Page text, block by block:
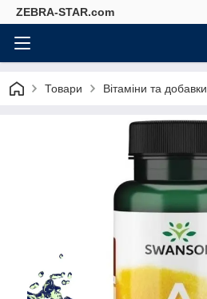
ZEBRA-STAR.com
Товари Вітаміни та добавки